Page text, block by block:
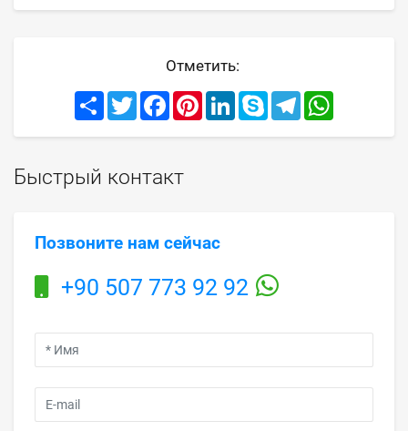
Отметить:
Share TwitterFacebookPinterestLinkedInSkype Telegram
Быстрый контакт
Позвоните нам сейчас
+90 507 773 92 92